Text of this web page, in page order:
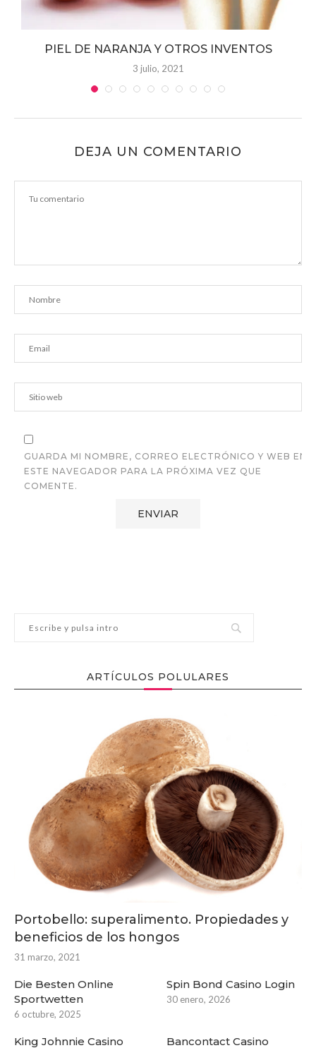
PIEL DE NARANJA Y OTROS INVENTOS
3 julio, 2021
DEJA UN COMENTARIO
GUARDA MI NOMBRE, CORREO ELECTRÓNICO Y WEB EN
ESTE NAVEGADOR PARA LA PRÓXIMA VEZ QUE
COMENTE.
ARTÍCULOS POLULARES
Portobello: superalimento. Propiedades y
beneficios de los hongos
31 marzo, 2021
Die Besten Online
Sportwetten
6 octubre, 2025
Spin Bond Casino Login
30 enero, 2026
King Johnnie Casino Bancontact Casino